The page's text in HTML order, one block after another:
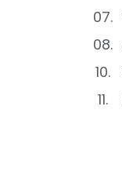
07.
08.
10.
11.